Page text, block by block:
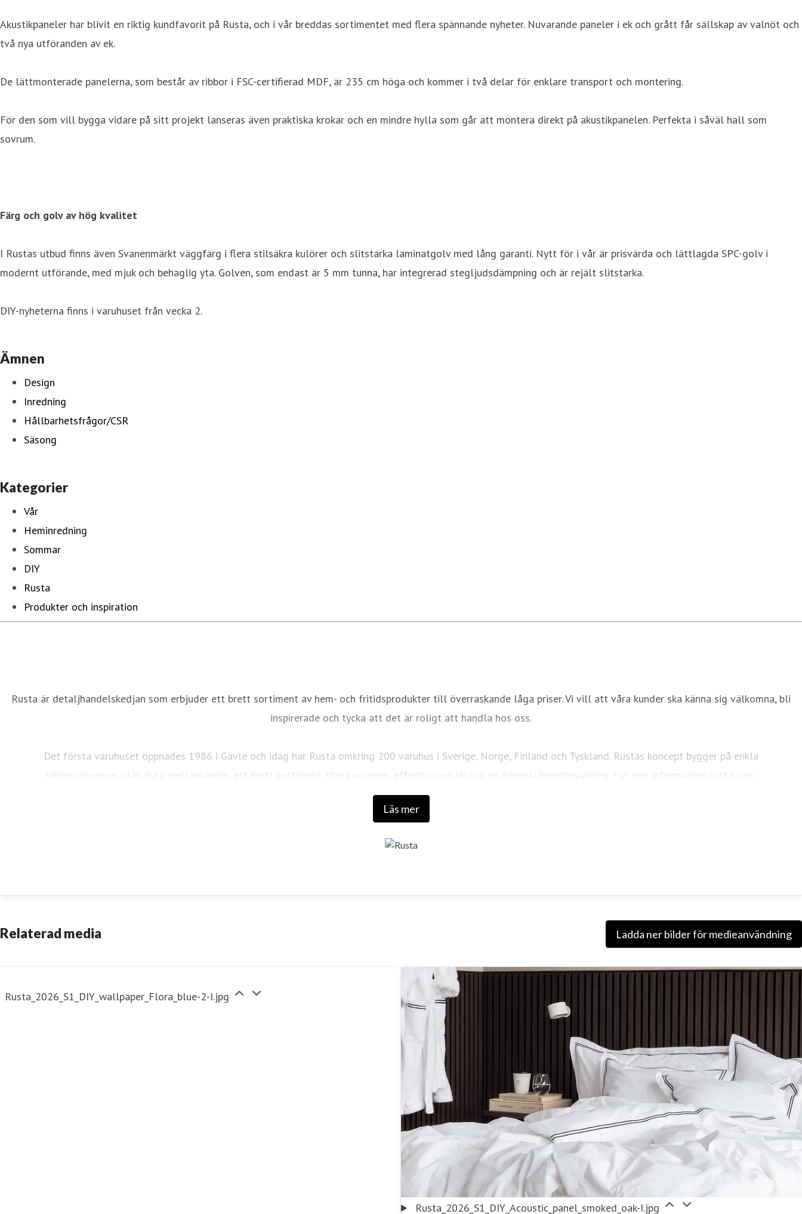
Akustikpaneler har blivit en riktig kundfavorit på Rusta, och i vår breddas sortimentet med flera spännande nyheter. Nuvarande paneler i ek och grått får sällskap av valnöt och
två nya utföranden av ek.
De lättmonterade panelerna, som består av ribbor i FSC-certifierad MDF, är 235 cm höga och kommer i två delar för enklare transport och montering.
För den som vill bygga vidare på sitt projekt lanseras även praktiska krokar och en mindre hylla som går att montera direkt på akustikpanelen. Perfekta i såväl hall som
sovrum.
Färg och golv av hög kvalitet
I Rustas utbud finns även Svanenmärkt väggfärg i flera stilsäkra kulörer och slitstarka laminatgolv med lång garanti. Nytt för i vår är prisvärda och lättlagda SPC-golv i
modernt utförande, med mjuk och behaglig yta. Golven, som endast är 5 mm tunna, har integrerad stegljudsdämpning och är rejält slitstarka.
DIY-nyheterna finns i varuhuset från vecka 2.
Ämnen
Design
Inredning
Hållbarhetsfrågor/CSR
Säsong
Kategorier
Vår
Heminredning
Sommar
DIY
Rusta
Produkter och inspiration
Rusta är detaljhandelskedjan som erbjuder ett brett sortiment av hem- och fritidsprodukter till överraskande låga priser. Vi vill att våra kunder ska känna sig välkomna, bli
inspirerade och tycka att det är roligt att handla hos oss.
Det första varuhuset öppnades 1986 i Gävle och idag har Rusta omkring 200 varuhus i Sverige, Norge, Finland och Tyskland. Rustas koncept bygger på enkla
inköpsprocesser utan dyra mellanhänder, ett brett sortiment, stora volymer, effektiv logistik och en intensiv trendbevakning. För mer information: rusta.com.
Läs mer
Relaterad media Ladda ner bilder för medieanvändning
Rusta_2026_S1_DIY_wallpaper_Flora_blue-2-I.jpg
Rusta_2026_S1_DIY_Acoustic_panel_smoked_oak-I.jpg